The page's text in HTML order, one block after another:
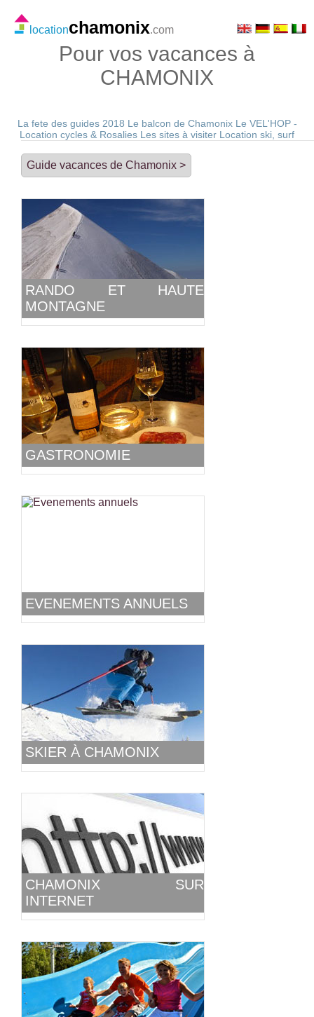
Pour vos vacances à
CHAMONIX
La fete des guides 2018 Le balcon de Chamonix Le VEL'HOP -
Location cycles & Rosalies Les sites à visiter Location ski, surf
locationchamonix.com
Guide vacances de Chamonix >
RANDO ET HAUTE
MONTAGNE
GASTRONOMIE
EVENEMENTS ANNUELS
SKIER À CHAMONIX
CHAMONIX SUR
INTERNET